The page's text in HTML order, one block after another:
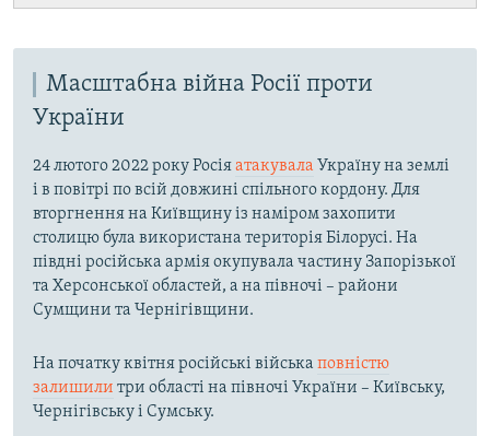
Масштабна війна Росії проти
України
24 лютого 2022 року Росіяатакувала Україну на землі
і в повітрі по всій довжині спільного кордону. Для
вторгнення на Київщину із наміром захопити
столицю була використана територія Білорусі. На
півдні російська армія окупувала частину Запорізької
та Херсонської областей, а на півночі – райони
Сумщини та Чернігівщини.
На початку квітня російські війська повністю
залишили три області на півночі України – Київську,
Чернігівську і Сумську.